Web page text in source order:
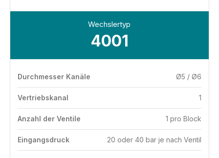
Wechslertyp
4001
Durchmesser Kanäle Ø5 / Ø6
Vertriebskanal 1
Anzahl der Ventile 1 pro Block
Eingangsdruck 20 oder 40 bar je nach Ventil